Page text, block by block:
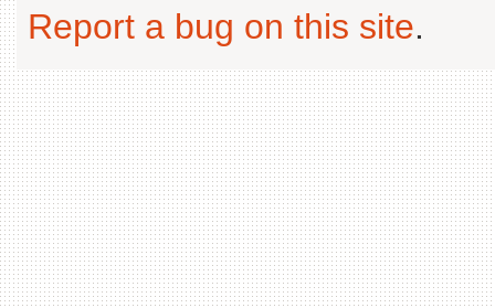
Report a bug on this site.